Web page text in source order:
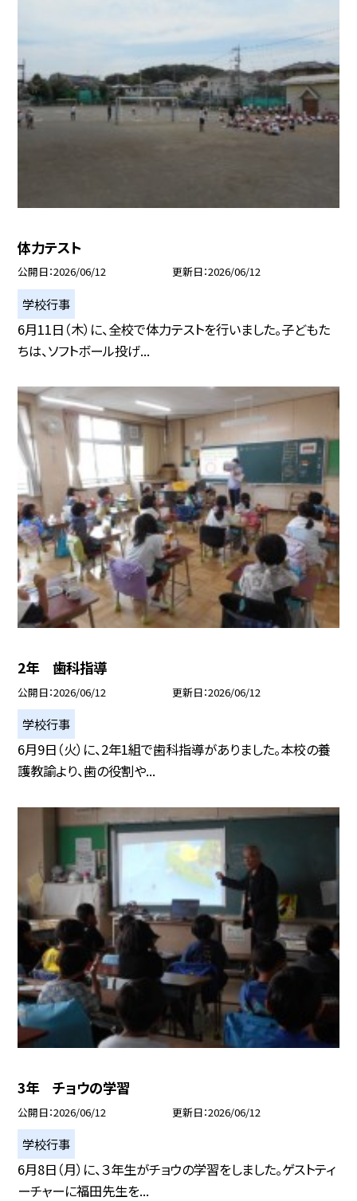
体力テスト
公開日 2026/06/12 更新日 2026/06/12
学校行事
6月11日（木）に、全校で体力テストを行いました。子どもた
ちは、ソフトボール投げ...
2年 歯科指導
公開日 2026/06/12 更新日 2026/06/12
学校行事
6月9日（火）に、2年1組で歯科指導がありました。本校の養
護教諭より、歯の役割や...
3年 チョウの学習
公開日 2026/06/12 更新日 2026/06/12
学校行事
6月8日（月）に、３年生がチョウの学習をしました。ゲストティ
ーチャーに福田先生を...